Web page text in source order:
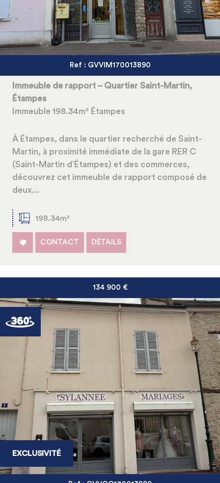
Ref : GVVIM170013890
Immeuble de rapport – Quartier Saint-Martin,
Étampes
Immeuble 198.34m² Étampes
À Étampes, dans le quartier recherché de Saint-
Martin, à proximité immédiate de la gare RER C
(Saint-Martin d’Étampes) et des commerces,
découvrez cet immeuble de rapport composé de
deux...
198.34m²
CONTACT DÉTAILS
EXCLUSIVITÉ
134 900 €